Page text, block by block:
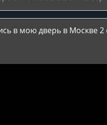
в мою дверь в Москве